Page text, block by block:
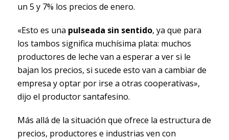
un 5 y 7% los precios de enero.
«Esto es una pulseada sin sentido, ya que para
los tambos significa muchísima plata: muchos
productores de leche van a esperar a ver si le
bajan los precios, si sucede esto van a cambiar de
empresa y optar por irse a otras cooperativas»,
dijo el productor santafesino.
Más allá de la situación que ofrece la estructura de
precios, productores e industrias ven con